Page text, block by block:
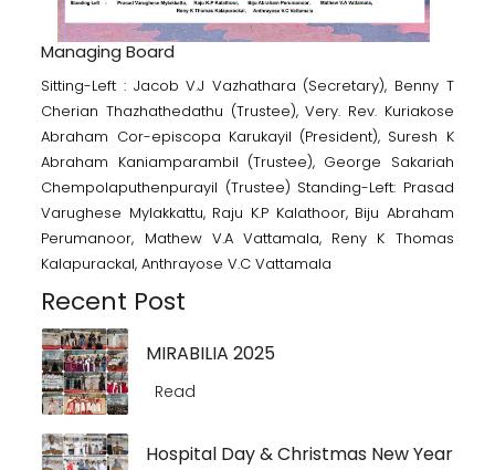
Managing Board
Sitting-Left : Jacob V.J Vazhathara (Secretary), Benny T
Cherian Thazhathedathu (Trustee), Very. Rev. Kuriakose
Abraham Cor-episcopa Karukayil (President), Suresh K
Abraham Kaniamparambil (Trustee), George Sakariah
Chempolaputhenpurayil (Trustee) Standing-Left: Prasad
Varughese Mylakkattu, Raju K.P Kalathoor, Biju Abraham
Perumanoor, Mathew V.A Vattamala, Reny K Thomas
Kalapurackal, Anthrayose V.C Vattamala
Recent Post
MIRABILIA 2025
Read
Hospital Day & Christmas New Year